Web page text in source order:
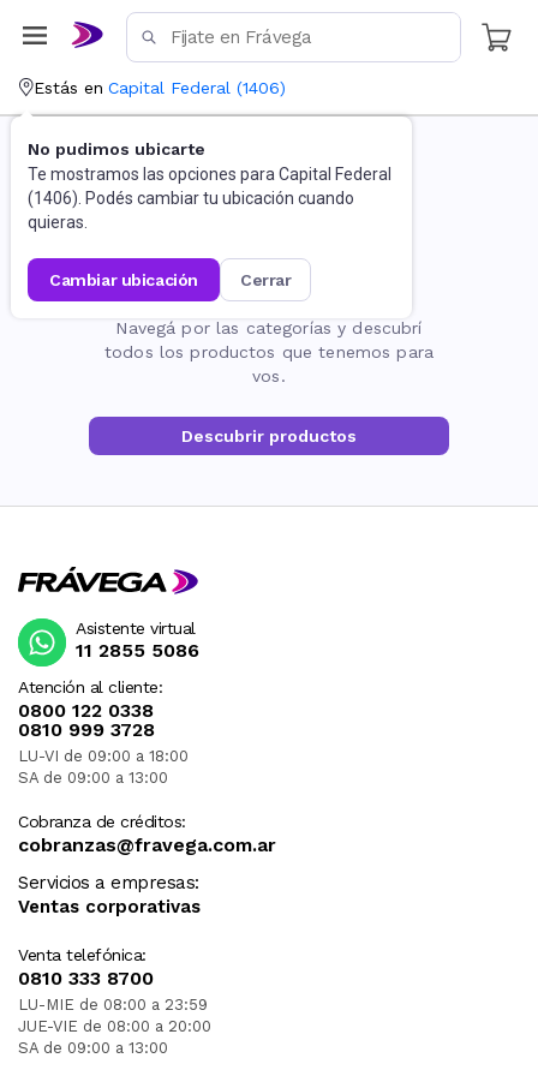
Estás en Capital Federal (1406)
No pudimos ubicarte
Te mostramos las opciones para Capital Federal
(1406). Podés cambiar tu ubicación cuando
quieras.
cambiar ubicación cerrar
La página no existe
Navegá por las categorías y descubrí
todos los productos que tenemos para
vos.
Descubrir productos
Atención al cliente:
0800 122 0338
0810 999 3728
LU-VI de 09:00 a 18:00
SA de 09:00 a 13:00
Cobranza de créditos:
cobranzas@fravega.com.ar
Servicios a empresas:
Ventas corporativas
Venta telefónica:
0810 333 8700
LU-MIE de 08:00 a 23:59
JUE-VIE de 08:00 a 20:00
SA de 09:00 a 13:00
Asistente virtual
11 2855 5086